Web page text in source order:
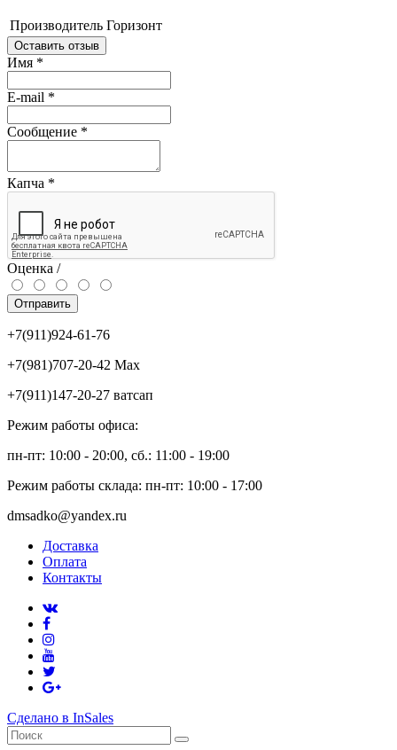
Производитель Горизонт
Оставить отзыв
Имя *
E-mail *
Сообщение *
Капча *
Оценка /
Отправить
+7(911)924-61-76
+7(981)707-20-42 Max
+7(911)147-20-27 ватсап
Режим работы офиса:
пн-пт: 10:00 - 20:00, сб.: 11:00 - 19:00
Режим работы склада: пн-пт: 10:00 - 17:00
dmsadko@yandex.ru
Доставка
Оплата
Контакты
Сделано в InSales